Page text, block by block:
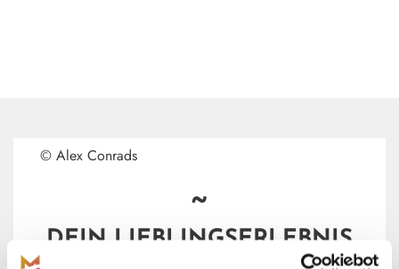
© Alex Conrads
~
DEIN LIEBLINGSERLEBNIS